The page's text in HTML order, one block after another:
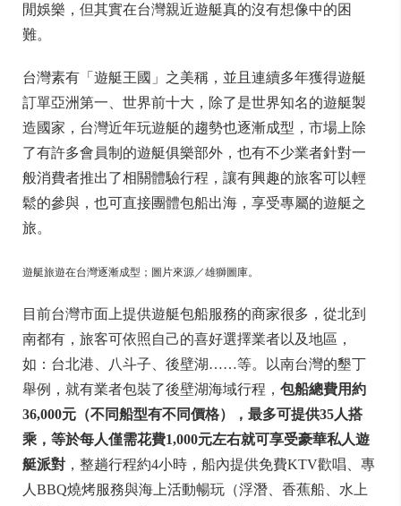
閒娛樂，但其實在台灣親近遊艇真的沒有想像中的困
難。
台灣素有「遊艇王國」之美稱，並且連續多年獲得遊艇
訂單亞洲第一、世界前十大，除了是世界知名的遊艇製
造國家，台灣近年玩遊艇的趨勢也逐漸成型，市場上除
了有許多會員制的遊艇俱樂部外，也有不少業者針對一
般消費者推出了相關體驗行程，讓有興趣的旅客可以輕
鬆的參與，也可直接團體包船出海，享受專屬的遊艇之
旅。
遊艇旅遊在台灣逐漸成型；圖片來源／雄獅圖庫。
目前台灣市面上提供遊艇包船服務的商家很多，從北到
南都有，旅客可依照自己的喜好選擇業者以及地區，
如：台北港、八斗子、後壁湖……等。以南台灣的墾丁
舉例，就有業者包裝了後壁湖海域行程， 包船總費用約
36,000元（不同船型有不同價格），最多可提供35人搭
乘，等於每人僅需花費1,000元左右就可享受豪華私人遊
艇派對 ，整趟行程約4小時，船內提供免費KTV歡唱、專
人BBQ燒烤服務與海上活動暢玩（浮潛、香蕉船、水上